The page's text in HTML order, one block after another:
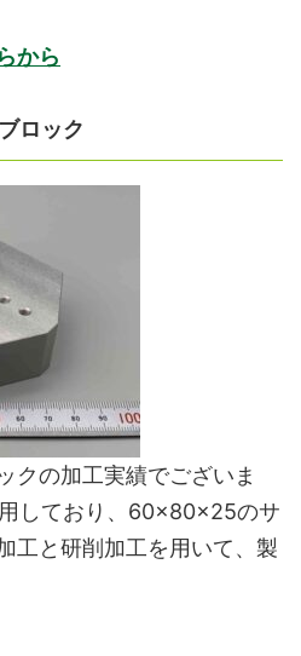
から
ロック
クの加工実績でございま
しており、60×80×25のサ
工と研削加工を用いて、製